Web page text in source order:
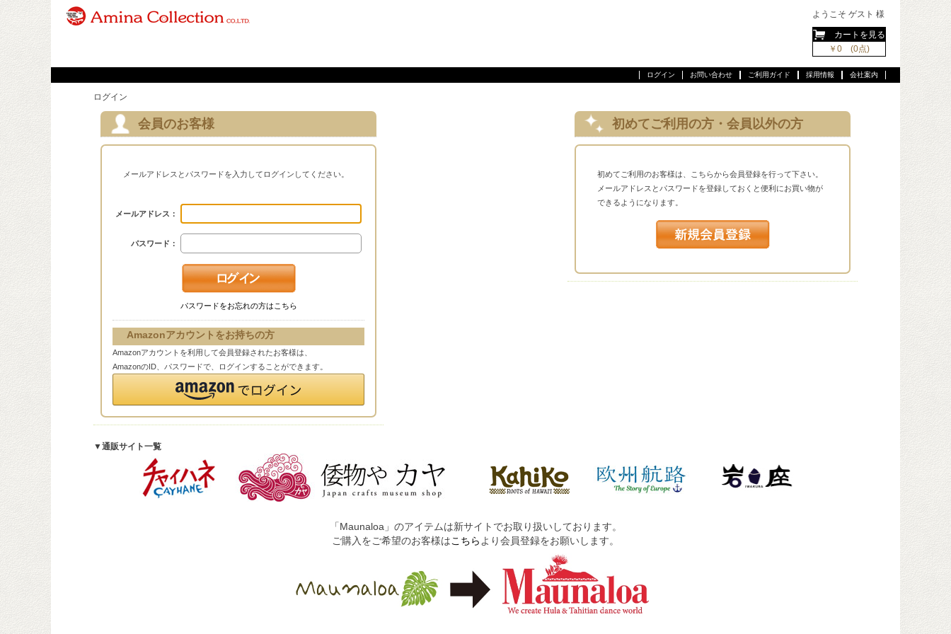
ようこそ ゲスト 様
カートを見る
￥0 (0点)
会社案内
採用情報
ご利用ガイド
お問い合わせ
ログイン
ログイン
会員のお客様
メールアドレスとパスワードを入力してログインしてください。
メールアドレス：
パスワード：
パスワードをお忘れの方はこちら
Amazonアカウントをお持ちの方
Amazonアカウントを利用して会員登録されたお客様は、
AmazonのID、パスワードで、ログインすることができます。
初めてご利用の方・会員以外の方
初めてご利用のお客様は、こちらから会員登録を行って下さい。
メールアドレスとパスワードを登録しておくと便利にお買い物が
できるようになります。
▼通販サイト一覧
「Maunaloa」のアイテムは新サイトでお取り扱いしております。
ご購入をご希望のお客様はこちら より会員登録をお願いします。